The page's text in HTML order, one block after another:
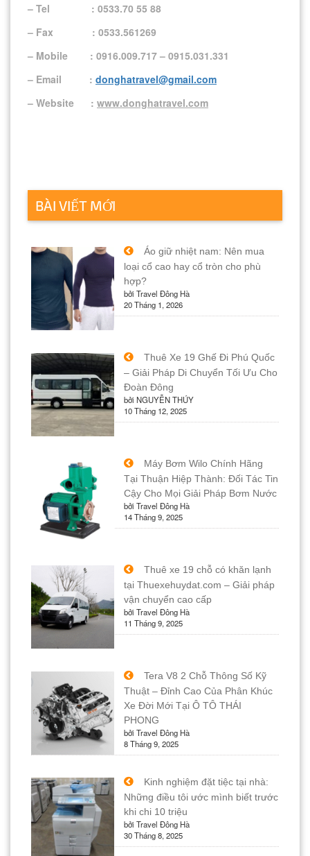
– Tel : 0533.70 55 88
– Fax : 0533.561269
– Mobile : 0916.009.717 – 0915.031.331
– Email : donghatravel@gmail.com
– Website : www.donghatravel.com
BÀI VIẾT MỚI
Áo giữ nhiệt nam: Nên mua
loại cổ cao hay cổ tròn cho phù
hợp?
bởi Travel Đông Hà
20 Tháng 1, 2026
Thuê Xe 19 Ghế Đi Phú Quốc
– Giải Pháp Di Chuyển Tối Ưu Cho
Đoàn Đông
bởi NGUYỄN THÚY
10 Tháng 12, 2025
Máy Bơm Wilo Chính Hãng
Tại Thuận Hiệp Thành: Đối Tác Tin
Cậy Cho Mọi Giải Pháp Bơm Nước
bởi Travel Đông Hà
14 Tháng 9, 2025
Thuê xe 19 chỗ có khăn lạnh
tại Thuexehuydat.com – Giải pháp
vận chuyển cao cấp
bởi Travel Đông Hà
11 Tháng 9, 2025
Tera V8 2 Chỗ Thông Số Kỹ
Thuật – Đỉnh Cao Của Phân Khúc
Xe Đời Mới Tại Ô TÔ THÁI
PHONG
bởi Travel Đông Hà
8 Tháng 9, 2025
Kinh nghiệm đặt tiệc tại nhà:
Những điều tôi ước mình biết trước
khi chi 10 triệu
bởi Travel Đông Hà
30 Tháng 8, 2025